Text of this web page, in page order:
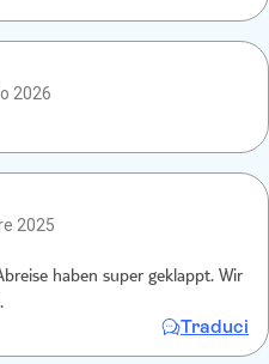
2026
2025
haben super geklappt. Wir
Traduci